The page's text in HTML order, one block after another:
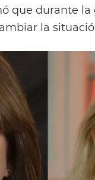
que durante la
la